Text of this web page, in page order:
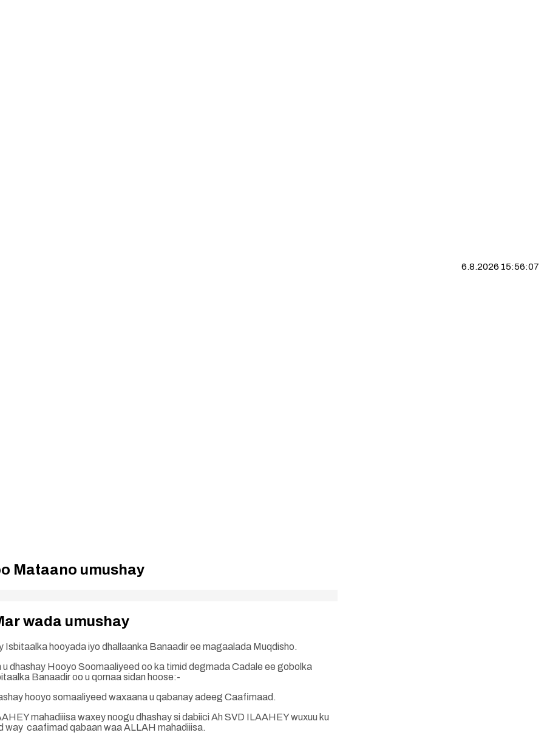
6.8.2026 15:56:08
Mataano umushay
wada umushay
hooyada iyo dhallaanka Banaadir ee magaalada Muqdisho.
dhashay Hooyo Soomaaliyeed oo ka timid degmada Cadale ee gobolka
Banaadir oo u qornaa sidan hoose:-
hooyo somaaliyeed waxaana u qabanay adeeg Caafimaad.
mahadiiisa waxey noogu dhashay si dabiici Ah SVD ILAAHEY wuxuu ku
way caafimad qabaan waa ALLAH mahadiiisa.